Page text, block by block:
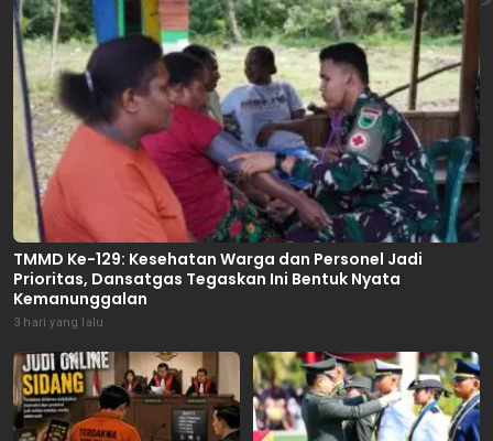
TMMD Ke-129: Kesehatan Warga dan Personel Jadi
Prioritas, Dansatgas Tegaskan Ini Bentuk Nyata
Kemanunggalan
3 hari yang lalu